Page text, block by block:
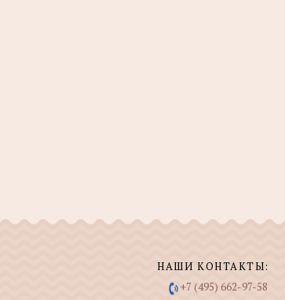
НАШИ КОНТАКТЫ:
+7 (495) 662-97-58